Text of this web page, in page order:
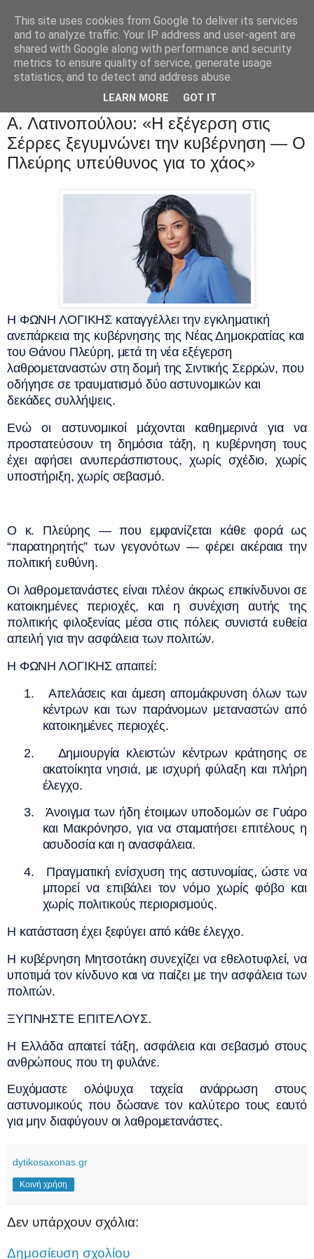
Α. Λατινοπούλου: «Η εξέγερση στις
Σέρρες ξεγυμνώνει την κυβέρνηση — Ο
Πλεύρης υπεύθυνος για το χάος»
Η ΦΩΝΗ ΛΟΓΙΚΗΣ καταγγέλλει την εγκληματική
ανεπάρκεια της κυβέρνησης της Νέας Δημοκρατίας και
του Θάνου Πλεύρη, μετά τη νέα εξέγερση
λαθρομεταναστών στη δομή της Σιντικής Σερρών, που
οδήγησε σε τραυματισμό δύο αστυνομικών και
δεκάδες συλλήψεις.
Ενώ οι αστυνομικοί μάχονται καθημερινά για να
προστατεύσουν τη δημόσια τάξη, η κυβέρνηση τους
έχει αφήσει ανυπεράσπιστους, χωρίς σχέδιο, χωρίς
υποστήριξη, χωρίς σεβασμό.
Ο κ. Πλεύρης — που εμφανίζεται κάθε φορά ως
“παρατηρητής” των γεγονότων — φέρει ακέραια την
πολιτική ευθύνη.
Οι λαθρομετανάστες είναι πλέον άκρως επικίνδυνοι σε
κατοικημένες περιοχές, και η συνέχιση αυτής της
πολιτικής φιλοξενίας μέσα στις πόλεις συνιστά ευθεία
απειλή για την ασφάλεια των πολιτών.
Η ΦΩΝΗ ΛΟΓΙΚΗΣ απαιτεί:
1.
Απελάσεις και άμεση απομάκρυνση όλων των
κέντρων και των παράνομων μεταναστών από
κατοικημένες περιοχές.
2.
Δημιουργία κλειστών κέντρων κράτησης σε
ακατοίκητα νησιά, με ισχυρή φύλαξη και πλήρη
έλεγχο.
3.
Άνοιγμα των ήδη έτοιμων υποδομών σε Γυάρο
και Μακρόνησο, για να σταματήσει επιτέλους η
ασυδοσία και η ανασφάλεια.
4.
Πραγματική ενίσχυση της αστυνομίας, ώστε να
μπορεί να επιβάλει τον νόμο χωρίς φόβο και
χωρίς πολιτικούς περιορισμούς.
Η κατάσταση έχει ξεφύγει από κάθε έλεγχο.
Η κυβέρνηση Μητσοτάκη συνεχίζει να εθελοτυφλεί, να
υποτιμά τον κίνδυνο και να παίζει με την ασφάλεια των
πολιτών.
ΞΥΠΝΗΣΤΕ ΕΠΙΤΕΛΟΥΣ.
Η Ελλάδα απαιτεί τάξη, ασφάλεια και σεβασμό στους
ανθρώπους που τη φυλάνε.
Ευχόμαστε ολόψυχα ταχεία ανάρρωση στους
αστυνομικούς που δώσανε τον καλύτερο τους εαυτό
για μην διαφύγουν οι λαθρομετανάστες.
dytikosaxonas.gr
Κοινή χρήση
Δεν υπάρχουν σχόλια:
Δημοσίευση σχολίου
This site uses cookies from Google to deliver its services
and to analyze traffic. Your IP address and user-agent are
shared with Google along with performance and security
metrics to ensure quality of service, generate usage
statistics, and to detect and address abuse.
LEARN MORE GOT IT